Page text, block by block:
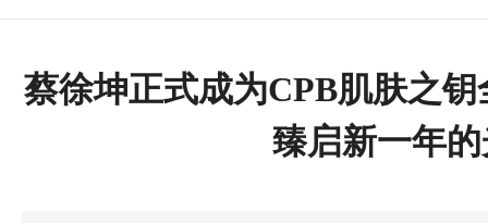
蔡徐坤正式成为CPB肌肤之
臻启新一年